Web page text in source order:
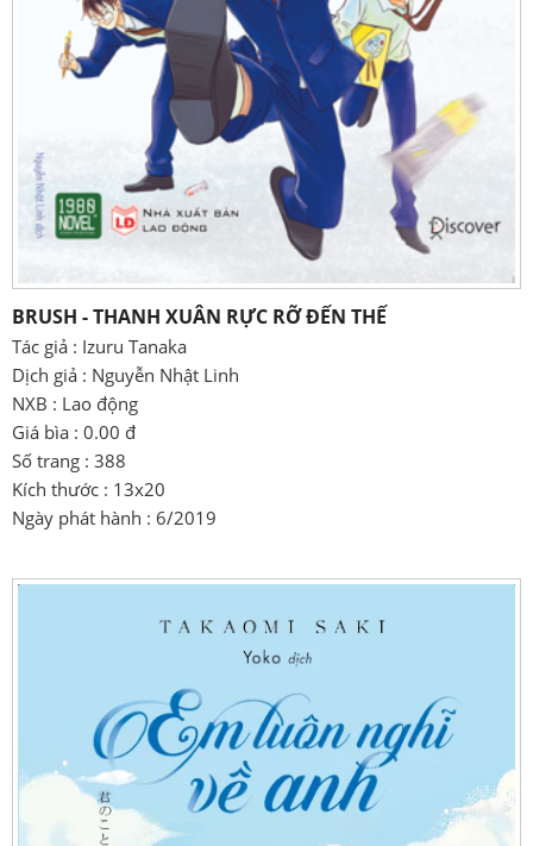
BRUSH - THANH XUÂN RỰC RỠ ĐẾN THẾ
Tác giả : Izuru Tanaka
Dịch giả : Nguyễn Nhật Linh
NXB : Lao động
Giá bìa : 0.00 đ
Số trang : 388
Kích thước : 13x20
Ngày phát hành : 6/2019